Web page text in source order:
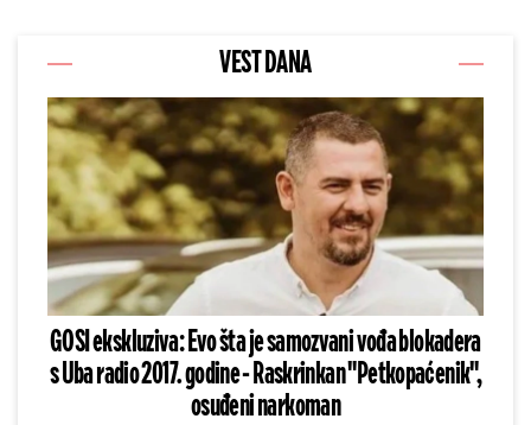
VEST DANA
GOSI ekskluziva: Evo šta je samozvani vođa blokadera
s Uba radio 2017. godine - Raskrinkan "Petkopaćenik",
osuđeni narkoman